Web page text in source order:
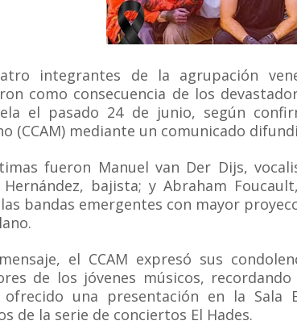
integrantes de la agrupación
como consecuencia de los
el pasado 24 de junio, según
(CCAM) mediante un comunicado
fueron Manuel van Der Dijs,
Hernández, bajista; y Abraham
bandas emergentes con mayor
el CCAM expresó sus
de los jóvenes músicos,
ofrecido una presentación en la Sala
de la serie de conciertos El Hades.